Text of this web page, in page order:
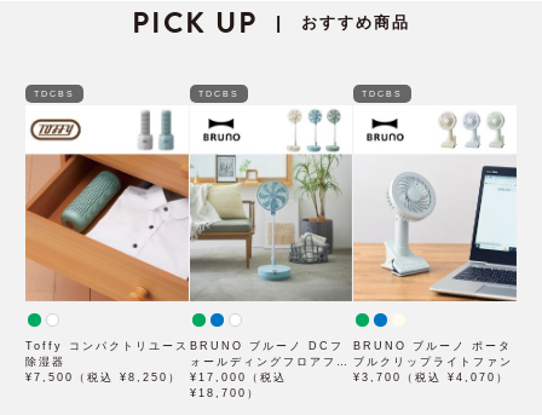
PICK UP | おすすめ商品
TDCBS
Toffy コンパクトリユース
除湿器
¥7,500（税込 ¥8,250）
TDCBS
BRUNO ブルーノ DCフ
ォールディングフロアファ
ン
¥17,000（税込
¥18,700）
TDCBS
BRUNO ブルーノ ポータ
ブルクリップライトファン
¥3,700（税込 ¥4,070）